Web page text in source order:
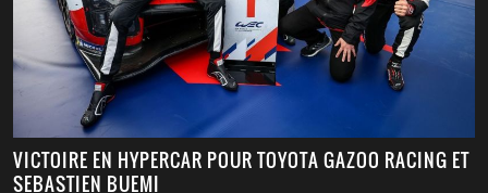
VICTOIRE EN HYPERCAR POUR TOYOTA GAZOO RACING ET
SEBASTIEN BUEMI